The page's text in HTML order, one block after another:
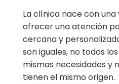
La clínica nace con
ofrecer una atención
cercana y
son iguales, no todos
mismas necesidades y
tienen el mismo origen.